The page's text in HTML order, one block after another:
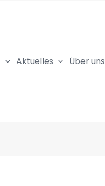
Aktuelles Über uns